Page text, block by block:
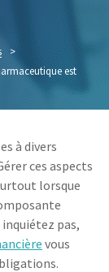
>
est
à divers
ces aspects
lorsque
pas,
vous